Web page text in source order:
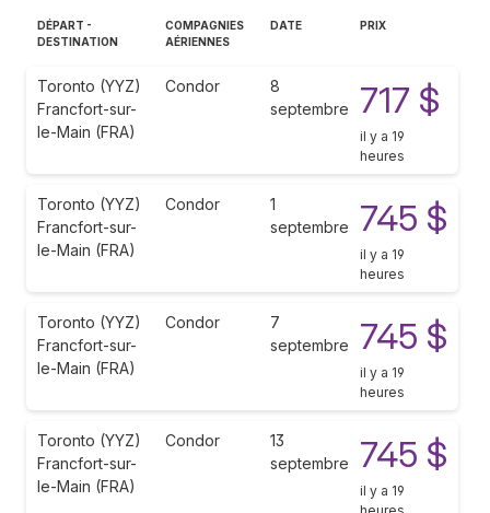
DÉPART -
DESTINATION
COMPAGNIES
AÉRIENNES
DATE PRIX
Toronto (YYZ)
Francfort-sur-
le-Main (FRA)
Condor
8
septembre
717 $
il y a 19
heures
Toronto (YYZ)
Francfort-sur-
le-Main (FRA)
Condor
1
septembre
745 $
il y a 19
heures
Toronto (YYZ)
Francfort-sur-
le-Main (FRA)
Condor
7
septembre
745 $
il y a 19
heures
Toronto (YYZ)
Francfort-sur-
le-Main (FRA)
Condor
13
septembre
745 $
il y a 19